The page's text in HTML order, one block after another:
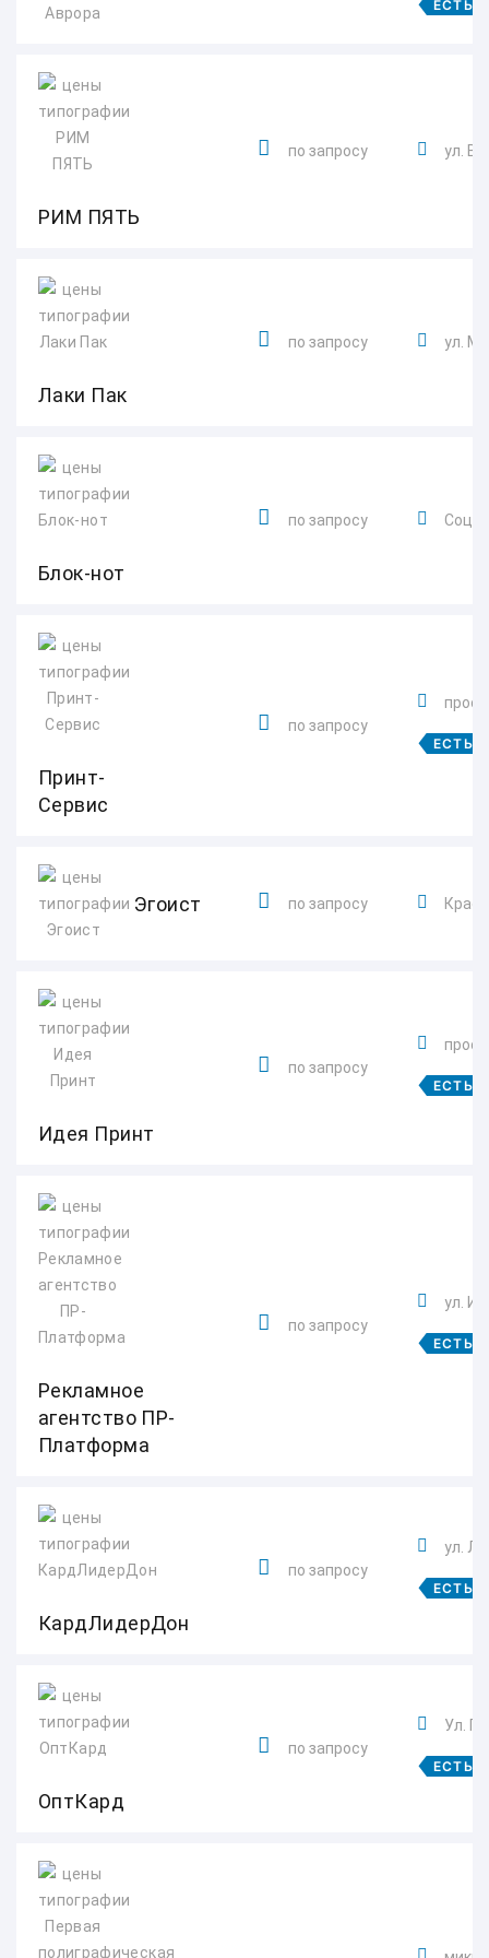
ЕСТЬ
РИМ ПЯТЬ
по запросу ул.
Лаки Пак
по запросу ул.
Блок-нот
по запросу
Принт-
Сервис
по запросу
ЕСТЬ
Эгоист по запросу
Идея Принт
по запросу
ЕСТЬ
Рекламное
агентство ПР-
Платформа
по запросу
ул.
ЕСТЬ
КардЛидерДон
по запросу
ул.
ЕСТЬ
ОптКард
по запросу
Ул.
ЕСТЬ